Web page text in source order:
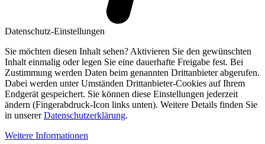
Datenschutz-Einstellungen
Sie möchten diesen Inhalt sehen? Aktivieren Sie den gewünschten
Inhalt einmalig oder legen Sie eine dauerhafte Freigabe fest. Bei
Zustimmung werden Daten beim genannten Drittanbieter abgerufen.
Dabei werden unter Umständen Drittanbieter-Cookies auf Ihrem
Endgerät gespeichert. Sie können diese Einstellungen jederzeit
ändern (Fingerabdruck-Icon links unten). Weitere Details finden Sie
in unsererDatenschutzerklärung.
Weitere Informationen